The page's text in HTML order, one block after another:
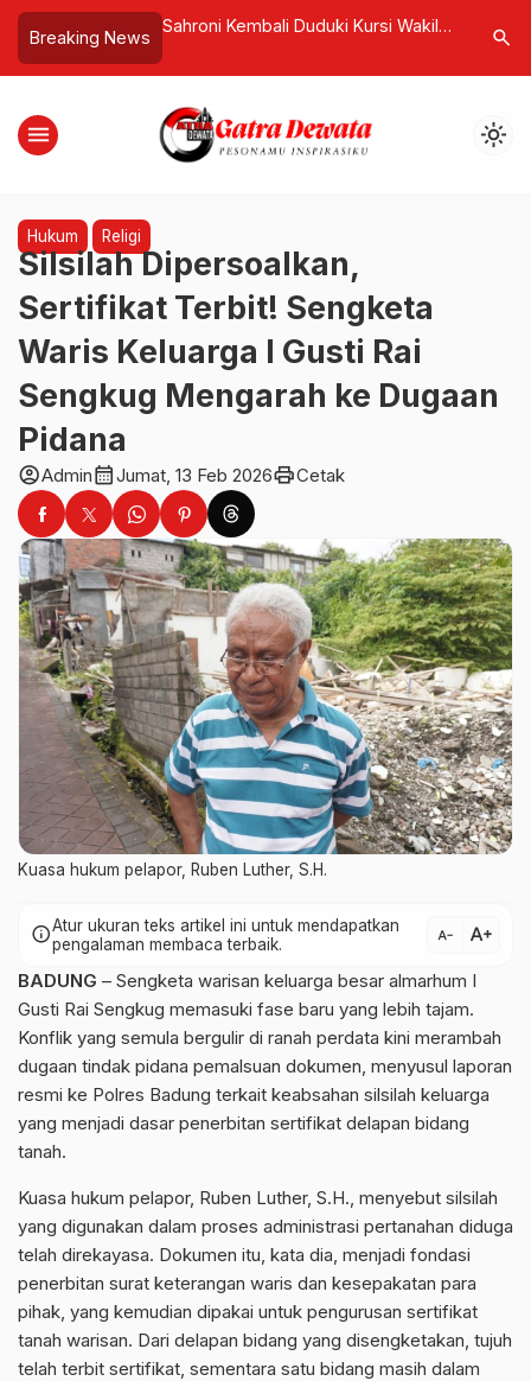
Breaking News
Bali Dalung
ke Dua Panti
Sahroni Kembali Duduki Kursi Wakil
Pleno
Dugaan
search
menu light_mode
Hukum Religi
Silsilah Dipersoalkan,
Sertifikat Terbit! Sengketa
Waris Keluarga I Gusti Rai
Sengkug Mengarah ke Dugaan
Pidana
account_circleAdmincalendar_monthJumat, 13 Feb 2026printCetak
Kuasa hukum pelapor, Ruben Luther, S.H.
infoAtur ukuran teks artikel ini untuk mendapatkan
pengalaman membaca terbaik.
text_decrease text_increase
BADUNG – Sengketa warisan keluarga besar almarhum I
Gusti Rai Sengkug memasuki fase baru yang lebih tajam.
Konflik yang semula bergulir di ranah perdata kini merambah
dugaan tindak pidana pemalsuan dokumen, menyusul laporan
resmi ke Polres Badung terkait keabsahan silsilah keluarga
yang menjadi dasar penerbitan sertifikat delapan bidang
tanah.
Kuasa hukum pelapor, Ruben Luther, S.H., menyebut silsilah
yang digunakan dalam proses administrasi pertanahan diduga
telah direkayasa. Dokumen itu, kata dia, menjadi fondasi
penerbitan surat keterangan waris dan kesepakatan para
pihak, yang kemudian dipakai untuk pengurusan sertifikat
tanah warisan. Dari delapan bidang yang disengketakan, tujuh
telah terbit sertifikat, sementara satu bidang masih dalam